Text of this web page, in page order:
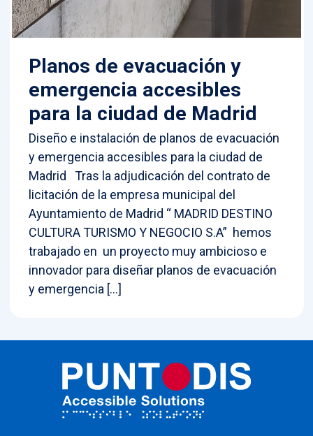
Planos de evacuación y
emergencia accesibles
para la ciudad de Madrid
Diseño e instalación de planos de evacuación
y emergencia accesibles para la ciudad de
Madrid Tras la adjudicación del contrato de
licitación de la empresa municipal del
Ayuntamiento de Madrid “ MADRID DESTINO
CULTURA TURISMO Y NEGOCIO S.A” hemos
trabajado en un proyecto muy ambicioso e
innovador para diseñar planos de evacuación
y emergencia […]